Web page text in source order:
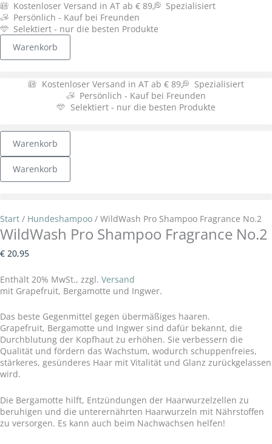
Zum
Inhalt
springen
Kostenloser Versand in AT ab € 89
Spezialisiert
Persönlich - Kauf bei Freunden
Selektiert - nur die besten Produkte
Warenkorb
Kostenloser Versand in AT ab € 89
Spezialisiert
Persönlich - Kauf bei Freunden
Selektiert - nur die besten Produkte
Warenkorb
Warenkorb
Start / Hundeshampoo / WildWash Pro Shampoo Fragrance No.2
WildWash Pro Shampoo Fragrance No.2
€ 20,95
Enthält 20% MwSt., zzgl. Versand
mit Grapefruit, Bergamotte und Ingwer.
Das beste Gegenmittel gegen übermäßiges haaren.
Grapefruit, Bergamotte und Ingwer sind dafür bekannt, die
Durchblutung der Kopfhaut zu erhöhen. Sie verbessern die
Qualität und fördern das Wachstum, wodurch schuppenfreies,
stärkeres, gesünderes Haar mit Vitalität und Glanz zurückgelassen
wird.
Die Bergamotte hilft, Entzündungen der Haarwurzelzellen zu
beruhigen und die unterernährten Haarwurzeln mit Nährstoffen
zu versorgen. Es kann auch beim Nachwachsen helfen!
WildWash
Pro
Shampoo
Fragrance
No.2
Menge